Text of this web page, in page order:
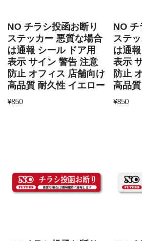
NO チラシ投函お断り
ステッカー 悪質な場合
は通報 シール ドア用
表示 サイン 警告 注意
防止 オフィス 店舗向け
高品質 耐久性 イエロー
¥850
NO チ
ステ
は通
表示
防止
高品
¥850